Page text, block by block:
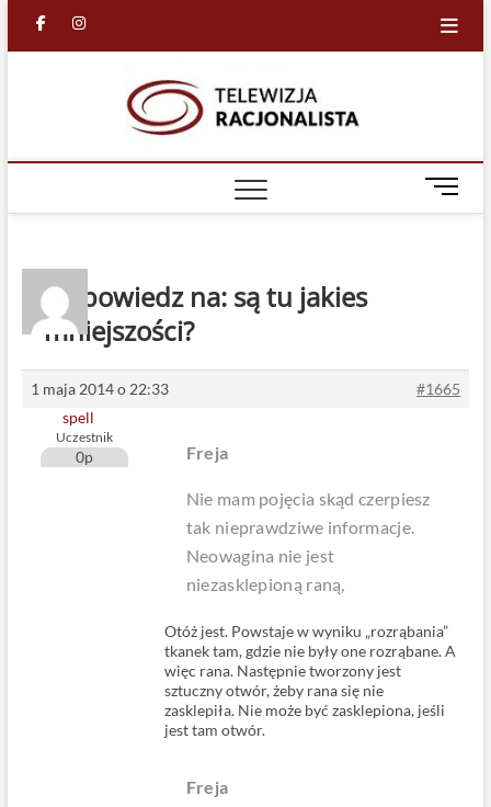
facebook
in
M
e
n
Odpowiedz na: są tu jakies
mniejszości?
1 maja 2014 o 22:33
#1665
spell
Uczestnik
0p Freja
Nie mam pojęcia skąd czerpiesz
tak nieprawdziwe informacje.
Neowagina nie jest
niezasklepioną raną,
Otóż jest. Powstaje w wyniku „rozrąbania”
tkanek tam, gdzie nie były one rozrąbane. A
więc rana. Następnie tworzony jest
sztuczny otwór, żeby rana się nie
zasklepiła. Nie może być zasklepiona, jeśli
jest tam otwór.
Freja